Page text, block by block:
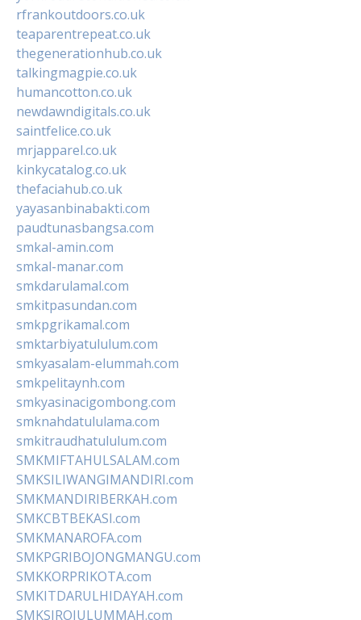
rfrankoutdoors.co.uk
teaparentrepeat.co.uk
thegenerationhub.co.uk
talkingmagpie.co.uk
humancotton.co.uk
newdawndigitals.co.uk
saintfelice.co.uk
mrjapparel.co.uk
kinkycatalog.co.uk
thefaciahub.co.uk
yayasanbinabakti.com
paudtunasbangsa.com
smkal-amin.com
smkal-manar.com
smkdarulamal.com
smkitpasundan.com
smkpgrikamal.com
smktarbiyatululum.com
smkyasalam-elummah.com
smkpelitaynh.com
smkyasinacigombong.com
smknahdatululama.com
smkitraudhatululum.com
SMKMIFTAHULSALAM.com
SMKSILIWANGIMANDIRI.com
SMKMANDIRIBERKAH.com
SMKCBTBEKASI.com
SMKMANAROFA.com
SMKPGRIBOJONGMANGU.com
SMKKORPRIKOTA.com
SMKITDARULHIDAYAH.com
SMKSIROJULUMMAH.com